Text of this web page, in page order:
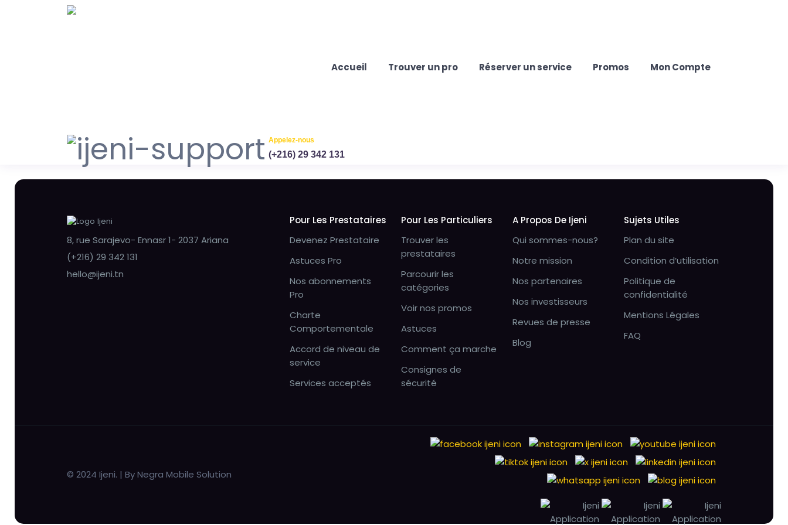
Accueil Trouver un pro Réserver un service Promos Mon Compte
Appelez-nous
(+216) 29 342 131
8, rue Sarajevo- Ennasr 1- 2037 Ariana
(+216) 29 342 131
hello@ijeni.tn
Pour Les Prestataires
Devenez Prestataire
Astuces Pro
Nos abonnements
Pro
Charte
Comportementale
Accord de niveau de
service
Services acceptés
Pour Les Particuliers
Trouver les
prestataires
Parcourir les
catégories
Voir nos promos
Astuces
Comment ça marche
Consignes de
sécurité
A Propos De Ijeni
Qui sommes-nous?
Notre mission
Nos partenaires
Nos investisseurs
Revues de presse
Blog
Sujets Utiles
Plan du site
Condition d’utilisation
Politique de
confidentialité
Mentions Légales
FAQ
© 2024 Ijeni. | By Negra Mobile Solution